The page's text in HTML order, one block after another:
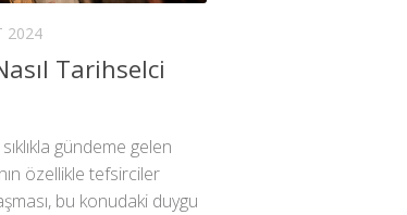
2024
Tarihselci
gündeme gelen
özellikle tefsirciler
bu konudaki duygu